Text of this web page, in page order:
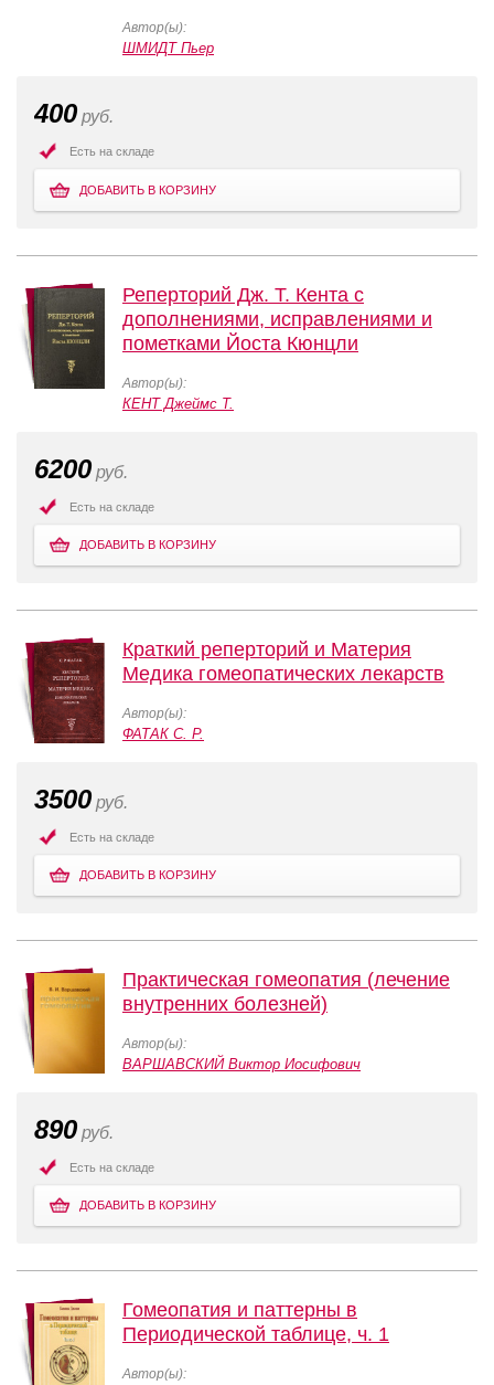
Автор(ы):
ШМИДТ Пьер
400 руб.
Есть на складе
ДОБАВИТЬ В КОРЗИНУ
Реперторий Дж. Т. Кента с
дополнениями, исправлениями и
пометками Йоста Кюнцли
Автор(ы):
КЕНТ Джеймс Т.
6200 руб.
Есть на складе
ДОБАВИТЬ В КОРЗИНУ
Краткий реперторий и Материя
Медика гомеопатических лекарств
Автор(ы):
ФАТАК С. Р.
3500 руб.
Есть на складе
ДОБАВИТЬ В КОРЗИНУ
Практическая гомеопатия (лечение
внутренних болезней)
Автор(ы):
ВАРШАВСКИЙ Виктор Иосифович
890 руб.
Есть на складе
ДОБАВИТЬ В КОРЗИНУ
Гомеопатия и паттерны в
Периодической таблице, ч. 1
Автор(ы):